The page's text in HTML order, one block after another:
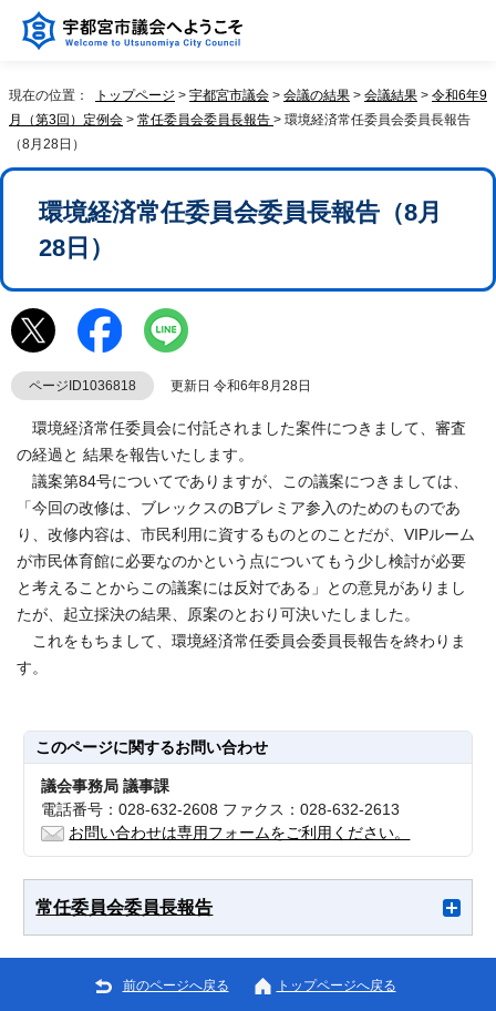
現在の位置： トップページ > 宇都宮市議会 > 会議の結果 > 会議結果 > 令和6年9
月（第3回）定例会 > 常任委員会委員長報告 > 環境経済常任委員会委員長報告
（8月28日）
環境経済常任委員会委員長報告（8月
28日）
ページID1036818 更新日 令和6年8月28日
環境経済常任委員会に付託されました案件につきまして、審査
の経過と 結果を報告いたします。
議案第84号についてでありますが、この議案につきましては、
「今回の改修は、ブレックスのBプレミア参入のためのものであ
り、改修内容は、市民利用に資するものとのことだが、VIPルーム
が市民体育館に必要なのかという点についてもう少し検討が必要
と考えることからこの議案には反対である」との意見がありまし
たが、起立採決の結果、原案のとおり可決いたしました。
これをもちまして、環境経済常任委員会委員長報告を終わりま
す。
このページに関するお問い合わせ
議会事務局 議事課
電話番号：028-632-2608 ファクス：028-632-2613
お問い合わせは専用フォームをご利用ください。
常任委員会委員長報告
前のページへ戻る トップページへ戻る